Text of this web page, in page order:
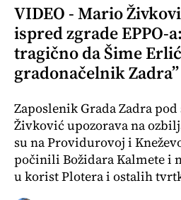
VIDEO - Mario
ispred zgrade EPPO-
tragično da Šime
gradonačelnik Zadra”
Zaposlenik Grada Zadra
Živković upozorava na
su na Providurovoj i
počinili Božidara Kalmete i
u korist Plotera i ostalih